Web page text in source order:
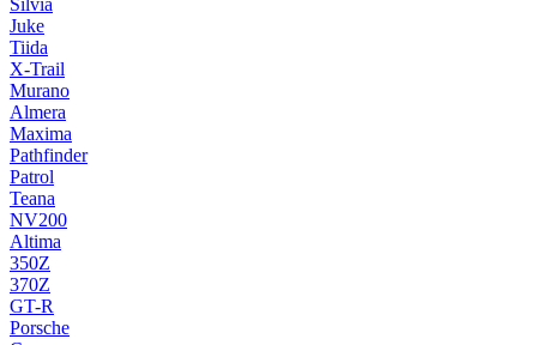
Silvia
Juke
Tiida
X-Trail
Murano
Almera
Maxima
Pathfinder
Patrol
Teana
NV200
Altima
350Z
370Z
GT-R
Porsche